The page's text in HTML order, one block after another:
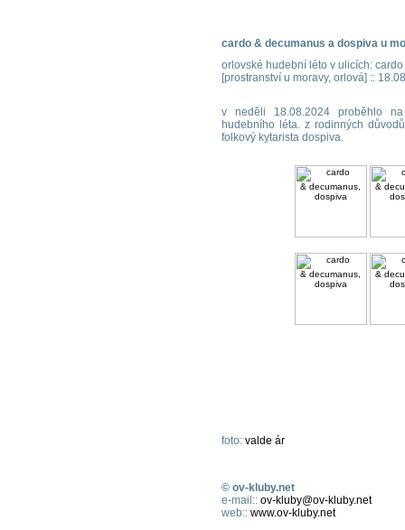
cardo & decumanus a dospiva u
orlovské hudební léto v ulicích:
[prostranství u moravy, orlová] ::
v neděli 18.08.2024 proběhlo
hudebního léta. z rodinných
folkový kytarista dospiva.
foto: valde ár
© ov-kluby.net
e-mail:: ov-kluby@ov-kluby.net
web:: www.ov-kluby.net